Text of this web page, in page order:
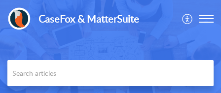
CaseFox & MatterSuite